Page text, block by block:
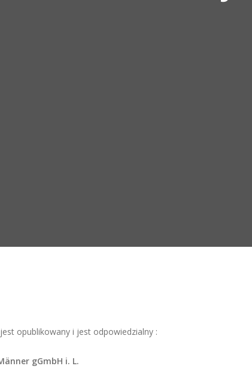
opublikowany i jest odpowiedzialny :
gGmbH i. L.